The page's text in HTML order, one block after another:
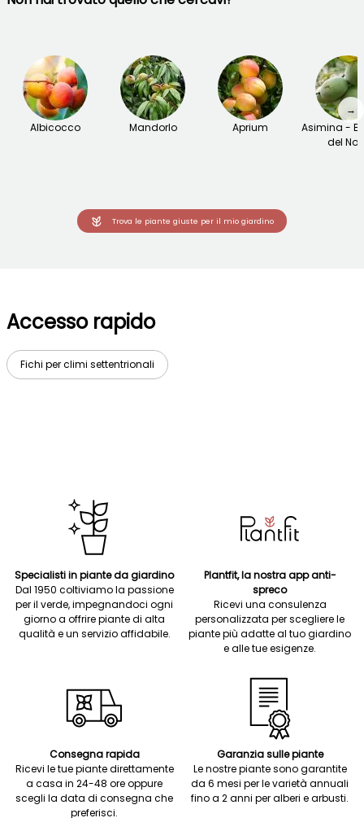
Albicocco Mandorlo Aprium
Asimina -
del
→
Trova le piante giuste per il mio giardino
Accesso rapido
Fichi per climi settentrionali
Specialisti in piante da giardino
Dal 1950 coltiviamo la passione
per il verde, impegnandoci ogni
giorno a offrire piante di alta
qualità e un servizio affidabile.
Plantfit, la nostra app anti-
spreco
Ricevi una consulenza
personalizzata per scegliere le
piante più adatte al tuo giardino
e alle tue esigenze.
Consegna rapida
Ricevi le tue piante direttamente
a casa in 24-48 ore oppure
scegli la data di consegna che
preferisci.
Garanzia sulle piante
Le nostre piante sono garantite
da 6 mesi per le varietà annuali
fino a 2 anni per alberi e arbusti.